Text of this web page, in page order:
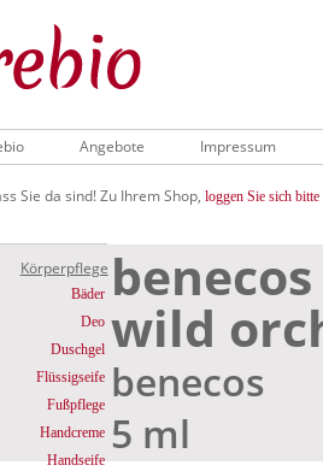
Angebote Impressum
Sie da sind! Zu Ihrem Shop, loggen Sie sich bitte
Körperpflege
Bäder
Deo
Duschgel
Flüssigseife
Fußpflege
Handcreme
Handseife
wild
benecos
5 ml